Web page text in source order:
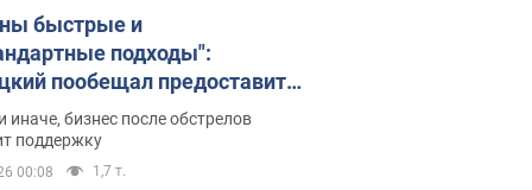
быстрые и
подходы":
пообещал предоставить
приоритетный доступ к
складским
иначе, бизнес после обстрелов
поддержку
00:08 1,7 т.